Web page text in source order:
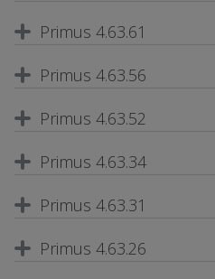
Primus 4.63.61
Primus 4.63.56
Primus 4.63.52
Primus 4.63.34
Primus 4.63.31
Primus 4.63.26